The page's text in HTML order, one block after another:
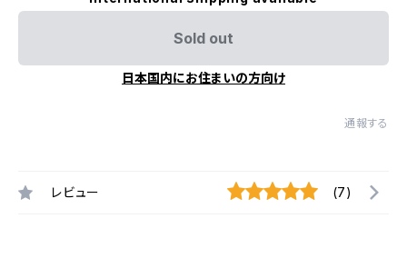
Sold out
日本国内にお住まいの方向け
通報する
レビュー (7)